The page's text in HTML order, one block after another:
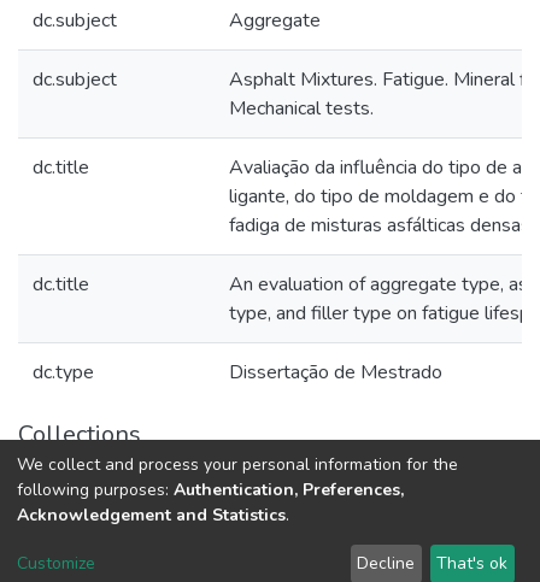
dc.subject Aggregate
dc.subject
Asphalt Mixtures. Fatigue. Mineral
Mechanical tests.
dc.title
Avaliação da influência do tipo de
ligante, do tipo de moldagem e do
fadiga de misturas asfálticas densas
dc.title
An evaluation of aggregate type,
type, and filler type on fatigue
dc.type Dissertação de Mestrado
Collections
Teses e Dissertações (BDTD USP)
DSpace software copyright © 2002-2026 LYRASIS
We collect and process your personal information for the
following purposes: Authentication, Preferences,
Acknowledgement and Statistics.
Customize Decline That's ok